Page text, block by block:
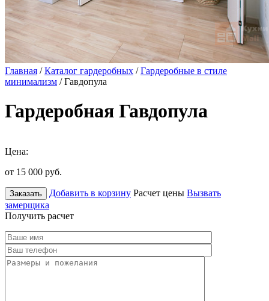
Главная /Каталог гардеробных /Гардеробные в стиле
минимализм / Гавдопула
Гардеробная Гавдопула
Цена:
от 15 000 руб.
Заказать Добавить в корзину Расчет цены Вызвать
замерщика
Получить расчет